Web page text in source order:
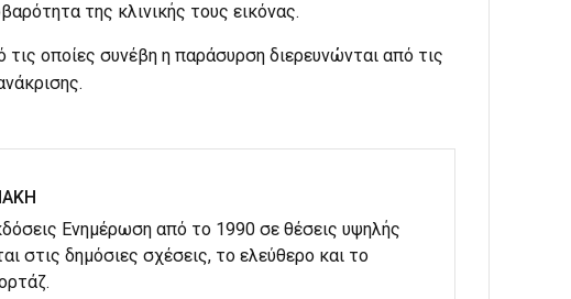
της κλινικής τους εικόνας.
τις οποίες συνέβη η παράσυρση διερευνώνται από τις
Ενημέρωση από το 1990 σε θέσεις υψηλής
στις δημόσιες σχέσεις, το ελεύθερο και το